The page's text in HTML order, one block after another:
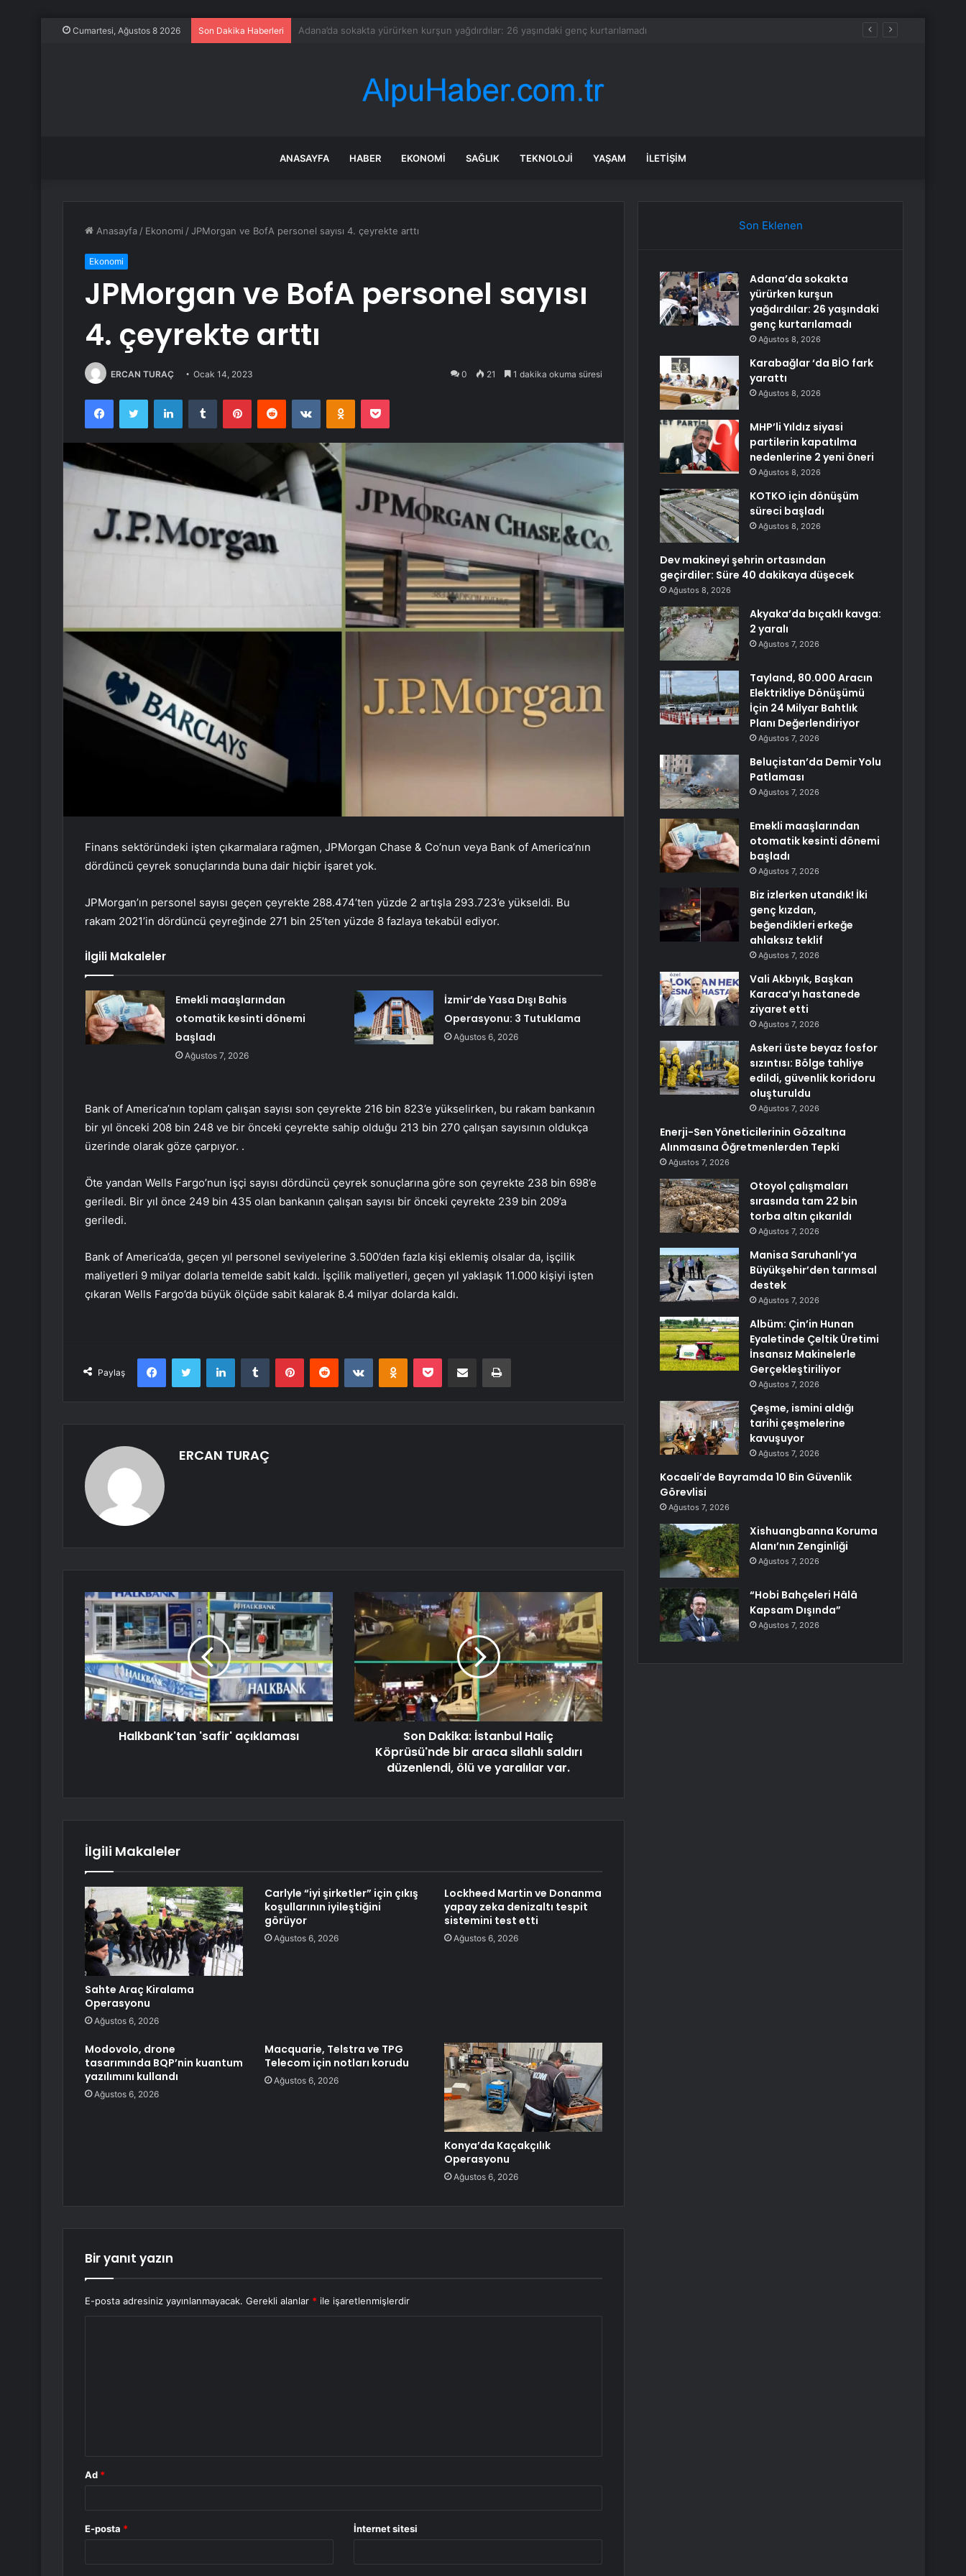
Cumartesi, Ağustos 8 2026 Son Dakika Haberleri Karabağlar ‘da BİO fark yarattı
ANASAYFA HABER EKONOMI SAĞLIK TEKNOLOJI YAŞAM İLETIŞIM
Anasayfa / Ekonomi /JPMorgan ve BofA personel sayısı 4. çeyrekte arttı
Ekonomi
JPMorgan ve BofA personel sayısı
4. çeyrekte arttı
ERCAN TURAÇ Ocak 14, 2023 0 21 1 dakika okuma süresi
FacebookTwitter LinkedInTumblr PinterestReddit VKontakteOdnoklassniki
Pocket
Finans sektöründeki işten çıkarmalara rağmen, JPMorgan Chase & Co’nun veya Bank of America’nın
dördüncü çeyrek sonuçlarında buna dair hiçbir işaret yok.
JPMorgan’ın personel sayısı geçen çeyrekte 288.474’ten yüzde 2 artışla 293.723’e yükseldi. Bu
rakam 2021’in dördüncü çeyreğinde 271 bin 25’ten yüzde 8 fazlaya tekabül ediyor.
İlgili Makaleler
Emekli maaşlarından
otomatik kesinti dönemi
başladı
Ağustos 7, 2026
İzmir’de Yasa Dışı Bahis
Operasyonu: 3 Tutuklama
Ağustos 6, 2026
Bank of America’nın toplam çalışan sayısı son çeyrekte 216 bin 823’e yükselirken, bu rakam bankanın
bir yıl önceki 208 bin 248 ve bir önceki çeyrekte sahip olduğu 213 bin 270 çalışan sayısının oldukça
üzerinde olarak göze çarpıyor. .
Öte yandan Wells Fargo’nun işçi sayısı dördüncü çeyrek sonuçlarına göre son çeyrekte 238 bin 698’e
geriledi. Bir yıl önce 249 bin 435 olan bankanın çalışan sayısı bir önceki çeyrekte 239 bin 209’a
geriledi.
Bank of America’da, geçen yıl personel seviyelerine 3.500’den fazla kişi eklemiş olsalar da, işçilik
maliyetleri 9 milyar dolarla temelde sabit kaldı. İşçilik maliyetleri, geçen yıl yaklaşık 11.000 kişiyi işten
çıkaran Wells Fargo’da büyük ölçüde sabit kalarak 8.4 milyar dolarda kaldı.
Paylaş
FacebookTwitter LinkedInTumblr PinterestReddit VKontakteOdnoklassniki
Pocket E-Posta ile paylaş Yazdır
ERCAN TURAÇ
Halkbank'tan 'safir' açıklaması
Son Dakika: İstanbul Haliç
Köprüsü'nde bir araca silahlı saldırı
düzenlendi, ölü ve yaralılar var.
İlgili Makaleler
Sahte Araç Kiralama
Operasyonu
Ağustos 6, 2026
Carlyle “iyi şirketler” için çıkış
koşullarının iyileştiğini
görüyor
Ağustos 6, 2026
Lockheed Martin ve Donanma
yapay zeka denizaltı tespit
sistemini test etti
Ağustos 6, 2026
Modovolo, drone
tasarımında BQP’nin kuantum
yazılımını kullandı
Ağustos 6, 2026
Macquarie, Telstra ve TPG
Telecom için notları korudu
Ağustos 6, 2026
Konya’da Kaçakçılık
Operasyonu
Ağustos 6, 2026
Bir yanıt yazın
E-posta adresiniz yayınlanmayacak. Gerekli alanlar * ile işaretlenmişlerdir
Ad *
E-posta * İnternet sitesi
Son Eklenen
Adana’da sokakta
yürürken kurşun
yağdırdılar: 26 yaşındaki
genç kurtarılamadı
Ağustos 8, 2026
Karabağlar ‘da BİO fark
yarattı
Ağustos 8, 2026
MHP’li Yıldız siyasi
partilerin kapatılma
nedenlerine 2 yeni öneri
Ağustos 8, 2026
KOTKO için dönüşüm
süreci başladı
Ağustos 8, 2026
Dev makineyi şehrin ortasından
geçirdiler: Süre 40 dakikaya düşecek
Ağustos 8, 2026
Akyaka’da bıçaklı kavga:
2 yaralı
Ağustos 7, 2026
Tayland, 80.000 Aracın
Elektrikliye Dönüşümü
İçin 24 Milyar Bahtlık
Planı Değerlendiriyor
Ağustos 7, 2026
Beluçistan’da Demir Yolu
Patlaması
Ağustos 7, 2026
Emekli maaşlarından
otomatik kesinti dönemi
başladı
Ağustos 7, 2026
Biz izlerken utandık! İki
genç kızdan,
beğendikleri erkeğe
ahlaksız teklif
Ağustos 7, 2026
Vali Akbıyık, Başkan
Karaca’yı hastanede
ziyaret etti
Ağustos 7, 2026
Askeri üste beyaz fosfor
sızıntısı: Bölge tahliye
edildi, güvenlik koridoru
oluşturuldu
Ağustos 7, 2026
Enerji-Sen Yöneticilerinin Gözaltına
Alınmasına Öğretmenlerden Tepki
Ağustos 7, 2026
Otoyol çalışmaları
sırasında tam 22 bin
torba altın çıkarıldı
Ağustos 7, 2026
Manisa Saruhanlı’ya
Büyükşehir’den tarımsal
destek
Ağustos 7, 2026
Albüm: Çin’in Hunan
Eyaletinde Çeltik Üretimi
İnsansız Makinelerle
Gerçekleştiriliyor
Ağustos 7, 2026
Çeşme, ismini aldığı
tarihi çeşmelerine
kavuşuyor
Ağustos 7, 2026
Kocaeli’de Bayramda 10 Bin Güvenlik
Görevlisi
Ağustos 7, 2026
Xishuangbanna Koruma
Alanı’nın Zenginliği
Ağustos 7, 2026
“Hobi Bahçeleri Hâlâ
Kapsam Dışında”
Ağustos 7, 2026